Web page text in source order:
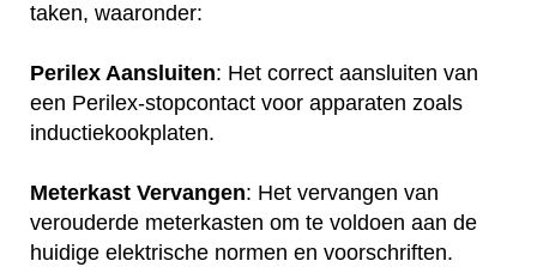
taken, waaronder:
Perilex Aansluiten: Het correct aansluiten van
een Perilex-stopcontact voor apparaten zoals
inductiekookplaten.
Meterkast Vervangen: Het vervangen van
verouderde meterkasten om te voldoen aan de
huidige elektrische normen en voorschriften.